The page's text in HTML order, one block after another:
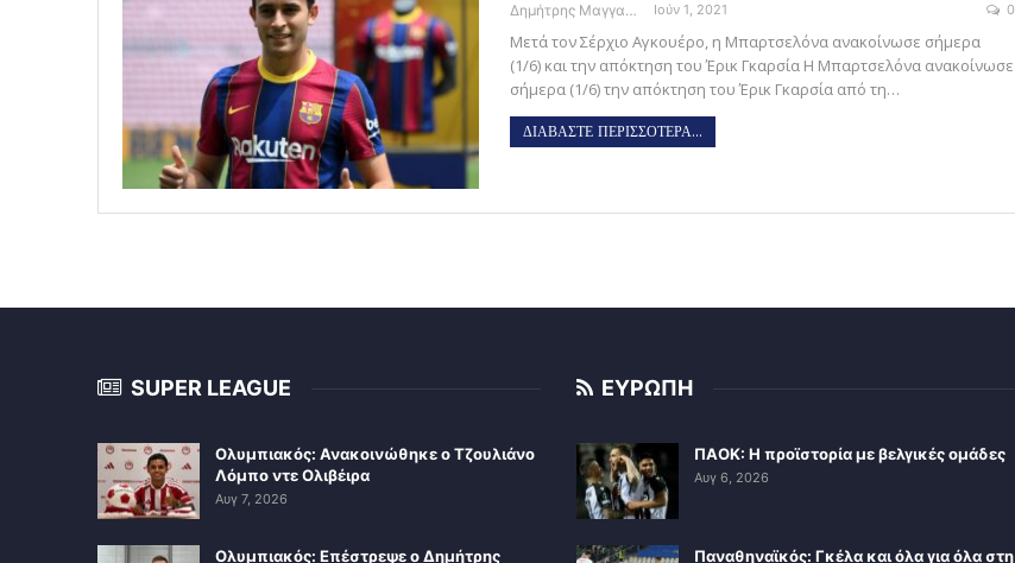
Δημήτρης Μαγγανάρης Ιούν 1, 2021 0
Μετά τον Σέρχιο Αγκουέρο, η Μπαρτσελόνα ανακοίνωσε σήμερα
(1/6) και την απόκτηση του Έρικ Γκαρσία Η Μπαρτσελόνα ανακοίνωσε
σήμερα (1/6) την απόκτηση του Έρικ Γκαρσία από τη…
ΔΙΑΒΑΣΤΕ ΠΕΡΙΣΣΟΤΕΡΑ...
SUPER LEAGUE
Ολυμπιακός: Ανακοινώθηκε ο Τζουλιάνο
Λόμπο ντε Ολιβέιρα
Αυγ 7, 2026
Ολυμπιακός: Επέστρεψε ο Δημήτρης
ΕΥΡΩΠΗ
ΠΑΟΚ: Η προϊστορία με βελγικές ομάδες
Αυγ 6, 2026
Παναθηναϊκός: Γκέλα και όλα για όλα στη